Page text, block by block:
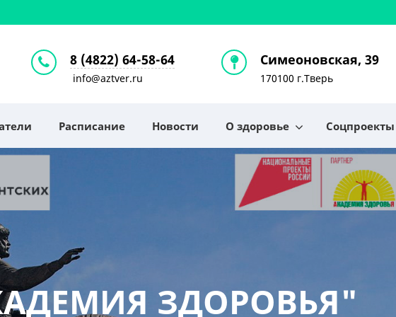
8 (4822) 64-58-64
info@aztver.ru
Симеоновская, 39
170100 г.Тверь
Расписание Новости О здоровье Соцпроекты
ЗДОРОВЬЯ"